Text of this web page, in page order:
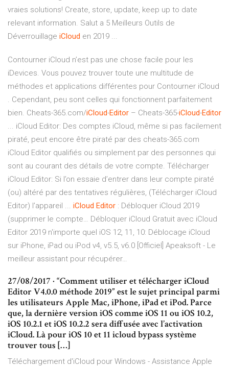
vraies solutions! Create, store, update, keep up to date
relevant information. Salut a 5 Meilleurs Outils de
Déverrouillage iCloud en 2019 ...
Contourner iCloud n’est pas une chose facile pour les
iDevices. Vous pouvez trouver toute une multitude de
méthodes et applications différentes pour Contourner iCloud
. Cependant, peu sont celles qui fonctionnent parfaitement
bien. Cheats-365.com/iCloud-Editor – Cheats-365-iCloud-Editor
... iCloud Editor: Des comptes iCloud, même si pas facilement
piraté, peut encore être piraté par des cheats-365.com
iCloud Editor qualifiés ou simplement par des personnes qui
sont au courant des détails de votre compte. Télécharger
iCloud Editor: Si l’on essaie d’entrer dans leur compte piraté
(ou) altéré par des tentatives régulières, (Télécharger iCloud
Editor) l’appareil ... iCloud Editor : Débloquer iCloud 2019
(supprimer le compte… Débloquer iCloud Gratuit avec iCloud
Editor 2019 n'importe quel iOS 12, 11, 10: Déblocage iCloud
sur iPhone, iPad ou iPod v4, v5.5, v6.0 [Officiel] Apeaksoft - Le
meilleur assistant pour récupérer…
27/08/2017 · “Comment utiliser et télécharger iCloud
Editor V4.0.0 méthode 2019” est le sujet principal parmi
les utilisateurs Apple Mac, iPhone, iPad et iPod. Parce
que, la dernière version iOS comme iOS 11 ou iOS 10.2,
iOS 10.2.1 et iOS 10.2.2 sera diffusée avec l’activation
iCloud. Là pour iOS 10 et 11 icloud bypass système
trouver tous […]
Téléchargement d'iCloud pour Windows - Assistance Apple